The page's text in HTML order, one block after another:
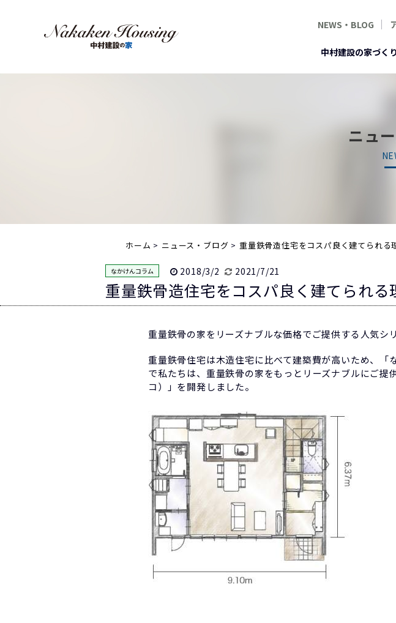
NEWS・BLOG
中村建設の家づくり
ニュ
ホーム ニュース・ブログ 重量鉄骨造住宅をコスパ良く建てられる
なかけんコラム 2018/3/2 2021/7/21
重量鉄骨造住宅をコスパ良く建てられる
重量鉄骨の家をリーズナブルな価格でご提供する人気シ
重量鉄骨住宅は木造住宅に比べて建築費が高いため、
で私たちは、重量鉄骨の家をもっとリーズナブルにご
コ）」を開発しました。